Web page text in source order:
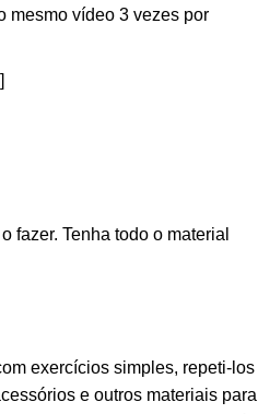
mesmo vídeo 3 vezes por
fazer. Tenha todo o material
exercícios simples, repeti-los
e outros materiais para